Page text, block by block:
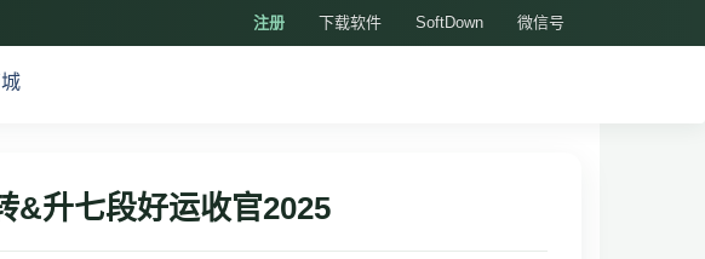
注册 下载软件 SoftDown 微信号
&升七段好运收官2025